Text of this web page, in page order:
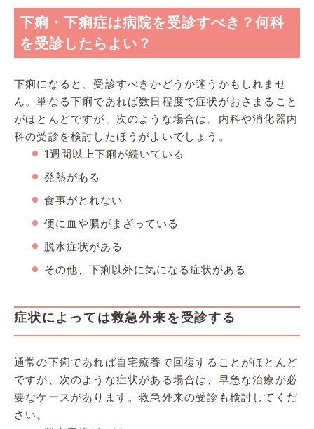
下痢・下痢症は病院を受診すべき？何科
を受診したらよい？
下痢になると、受診すべきかどうか迷うかもしれませ
ん。単なる下痢であれば数日程度で症状がおさまること
がほとんどですが、次のような場合は、内科や消化器内
科の受診を検討したほうがよいでしょう。
1週間以上下痢が続いている
発熱がある
食事がとれない
便に血や膿がまざっている
脱水症状がある
その他、下痢以外に気になる症状がある
症状によっては救急外来を受診する
通常の下痢であれば自宅療養で回復することがほとんど
ですが、次のような症状がある場合は、早急な治療が必
要なケースがあります。救急外来の受診も検討してくだ
さい。